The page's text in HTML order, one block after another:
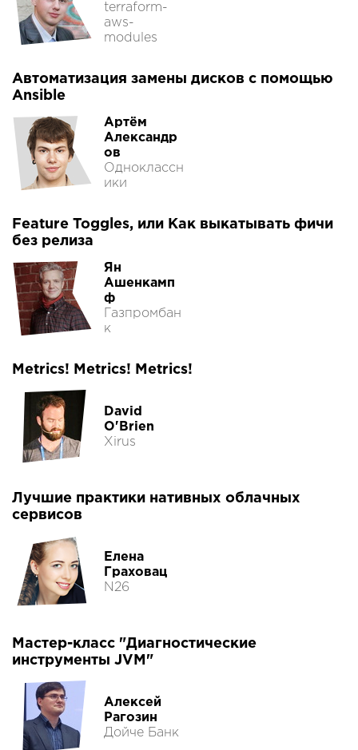
terraform-
aws-
modules
Автоматизация замены дисков с помощью
Ansible
Артём
Александр
ов
Одноклассн
ики
Feature Toggles, или Как выкатывать фичи
без релиза
Ян
Ашенкамп
ф
Газпромбан
к
Metrics! Metrics! Metrics!
David
O'Brien
Xirus
Лучшие практики нативных облачных
сервисов
Елена
Граховац
N26
Мастер-класс "Диагностические
инструменты JVM"
Алексей
Рагозин
Дойче Банк